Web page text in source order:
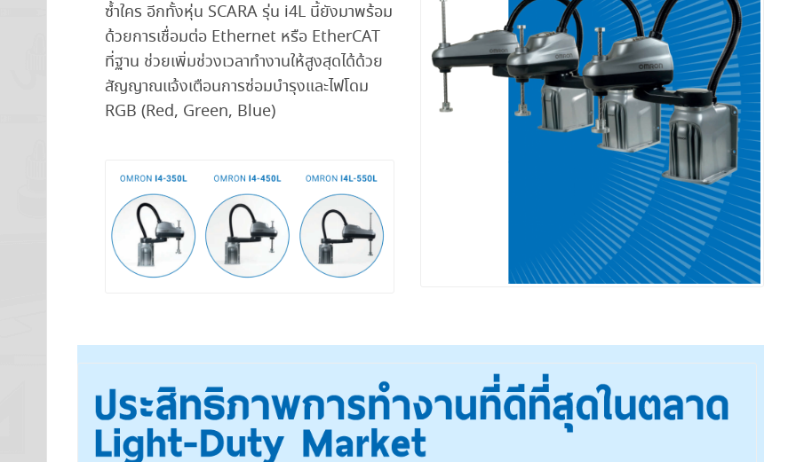
Series
ซ้ำใคร อีกทั้งหุ่น SCARA รุ่น i4L นี้ยังมาพร้อม
ด้วยการเชื่อมต่อ Ethernet หรือ EtherCAT
ที่ฐาน ช่วยเพิ่มช่วงเวลาทำงานให้สูงสุดได้ด้วย
สัญญาณแจ้งเตือนการซ่อมบำรุงและไฟโดม
RGB (Red, Green, Blue)